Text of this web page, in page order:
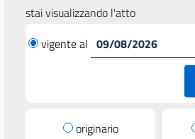
stai visualizzando l'atto
vigente al
originario